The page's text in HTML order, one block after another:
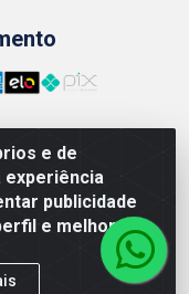
e de
publicidade
e melhorar a
ALIMENTICIOS
CIRCULAR/RJ -
03